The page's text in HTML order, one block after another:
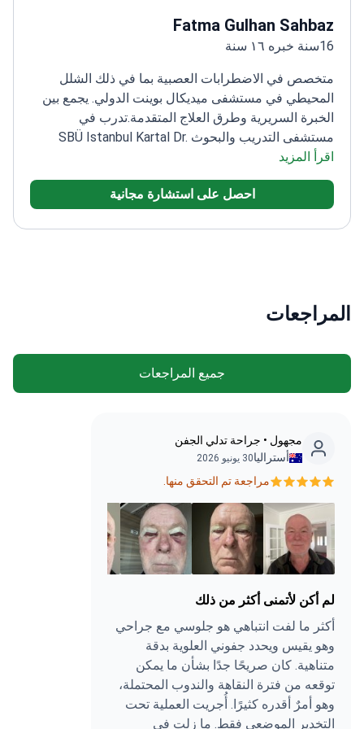
Fatma Gulhan Sahbaz
16سنة خبره ١٦ سنة
متخصص في الاضطرابات العصبية بما في ذلك الشلل
المحيطي في مستشفى ميديكال بوينت الدولي. يجمع بين
الخبرة السريرية وطرق العلاج المتقدمة.تدرب في
مستشفى التدريب والبحوث SBÜ Istanbul Kartal Dr.
Lütfi Kırdar
توكسين البوتولينومعضو في العديد من الجمعيات
المرموقة بما في ذلك الأكاديمية الأوروبية لطب
اقرأ المزيد
احصل على استشارة مجانية
المراجعات
جميع المراجعات
مجهول • جراحة تدلي الجفن
أستراليا30 يونيو 2026
مراجعة تم التحقق منها.
لم أكن لأتمنى أكثر من ذلك
أكثر ما لفت انتباهي هو جلوسي مع جراحي
وهو يقيس ويحدد جفوني العلوية بدقة
متناهية. كان صريحًا جدًا بشأن ما يمكن
توقعه من فترة النقاهة والندوب المحتملة،
وهو أمرٌ أقدره كثيرًا. أُجريت العملية تحت
التخدير الموضعي فقط. ما زلت في